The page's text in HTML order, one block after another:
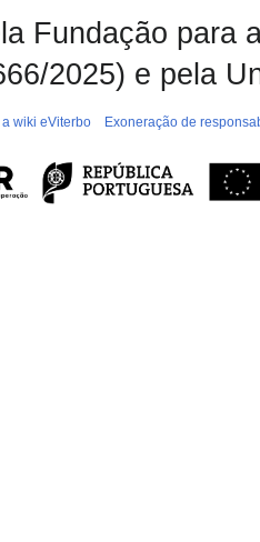
Fundação para
2025) e pela
wiki eViterbo Exoneração de